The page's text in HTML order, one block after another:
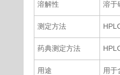
溶解性 溶于
测定方法
药典测定方法
用途 用于